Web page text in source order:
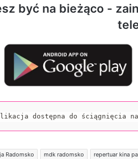
być na bieżąco -
dostępna do ściągnięcia
Radomsko mdk radomsko repertuar kina